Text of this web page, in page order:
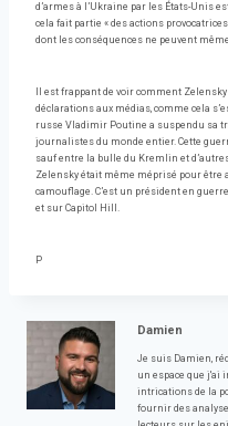
d’armes à l’Ukraine par les États-Unis
cela fait partie « des actions
dont les conséquences ne peuvent
Il est frappant de voir comment
déclarations aux médias, comme cela
russe Vladimir Poutine a suspendu sa
journalistes du monde entier. Cette
sauf entre la bulle du Kremlin et
Zelensky était même méprisé pour être
camouflage. C’est un président en
et sur Capitol Hill.
P
Damien
Je suis Damien,
un espace que j'ai
intrications de la
fournir des